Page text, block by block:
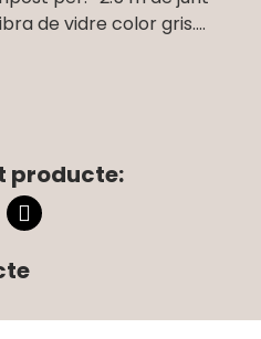
de vidre color gris....
producte: